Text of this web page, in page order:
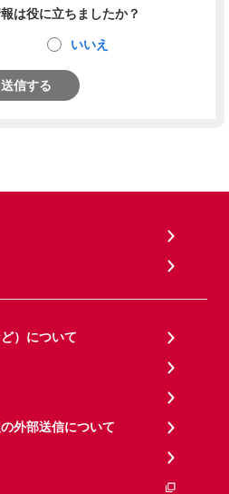
は役に立ちましたか？
いいえ
送信する
）について
外部送信について